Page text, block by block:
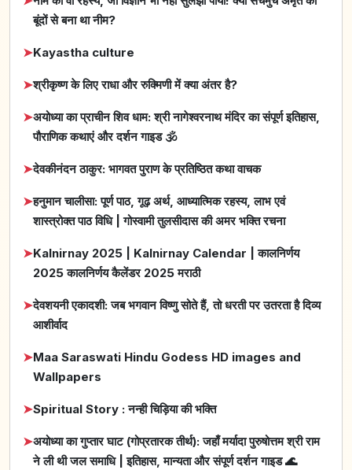
बूंदों से बना था नीम?
➤Kayastha culture
➤श्रीकृष्ण के लिए राधा और रुक्मिणी में क्या अंतर है?
➤अयोध्या का प्राचीन शिव धाम: श्री नागेश्वरनाथ मंदिर का संपूर्ण इतिहास,
पौराणिक कथाएं और दर्शन गाइड 🕉️
➤देवकीनंदन ठाकुर: भागवत पुराण के प्रतिष्ठित कथा वाचक
➤हनुमान चालीसा: पूर्ण पाठ, गूढ़ अर्थ, आध्यात्मिक रहस्य, लाभ एवं
शास्त्रोक्त पाठ विधि | गोस्वामी तुलसीदास की अमर भक्ति रचना
➤Kalnirnay 2025 | Kalnirnay Calendar | कालनिर्णय
2025 कालनिर्णय कैलेंडर 2025 मराठी
➤देवशयनी एकादशी: जब भगवान विष्णु सोते हैं, तो धरती पर उतरता है दिव्य
आशीर्वाद
➤Maa Saraswati Hindu Godess HD images and
Wallpapers
➤Spiritual Story : नन्ही चिड़िया की भक्ति
➤अयोध्या का गुप्तार घाट (गोप्रतारक तीर्थ): जहाँ मर्यादा पुरुषोत्तम श्री राम
ने ली थी जल समाधि | इतिहास, मान्यता और संपूर्ण दर्शन गाइड 🌊